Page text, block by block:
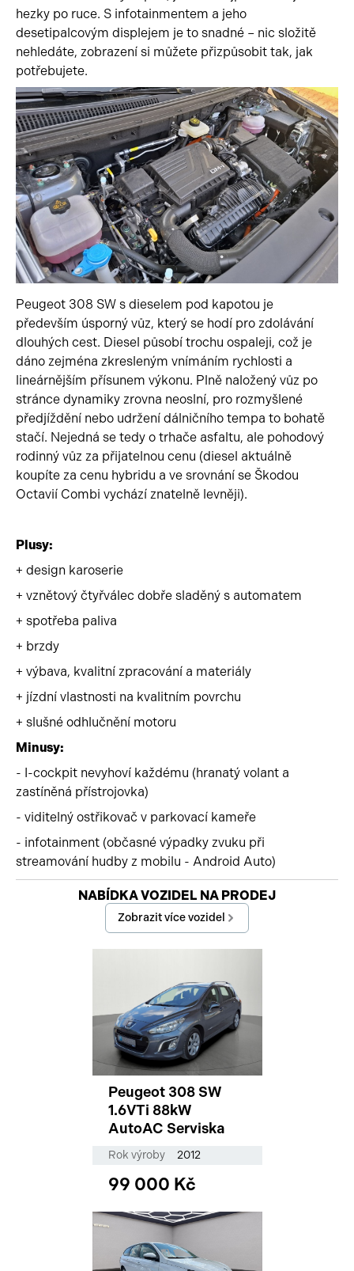
hezky po ruce. S infotainmentem a jeho
desetipalcovým displejem je to snadné – nic složitě
nehledáte, zobrazení si můžete přizpůsobit tak, jak
potřebujete.
Peugeot 308 SW s dieselem pod kapotou je
především úsporný vůz, který se hodí pro zdolávání
dlouhých cest. Diesel působí trochu ospaleji, což je
dáno zejména zkresleným vnímáním rychlosti a
lineárnějším přísunem výkonu. Plně naložený vůz po
stránce dynamiky zrovna neoslní, pro rozmyšlené
předjíždění nebo udržení dálničního tempa to bohatě
stačí. Nejedná se tedy o trhače asfaltu, ale pohodový
rodinný vůz za přijatelnou cenu (diesel aktuálně
koupíte za cenu hybridu a ve srovnání se Škodou
Octavií Combi vychází znatelně levněji).
Plusy:
+ design karoserie
+ vznětový čtyřválec dobře sladěný s automatem
+ spotřeba paliva
+ brzdy
+ výbava, kvalitní zpracování a materiály
+ jízdní vlastnosti na kvalitním povrchu
+ slušné odhlučnění motoru
Minusy:
- I-cockpit nevyhoví každému (hranatý volant a
zastíněná přístrojovka)
- viditelný ostřikovač v parkovací kameře
- infotainment (občasné výpadky zvuku při
streamování hudby z mobilu - Android Auto)
Začátek reklamy
NABÍDKA VOZIDEL NA PRODEJ
Zobrazit více vozidel
Peugeot 308 SW
1.6VTi 88kW
AutoAC Serviska
Rok výroby 2012
99 000 Kč